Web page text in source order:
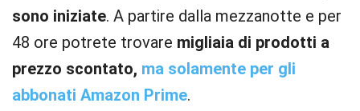
sono iniziate. A partire dalla mezzanotte e per
48 ore potrete trovare migliaia di prodotti a
prezzo scontato, ma solamente per gli
abbonati Amazon Prime.